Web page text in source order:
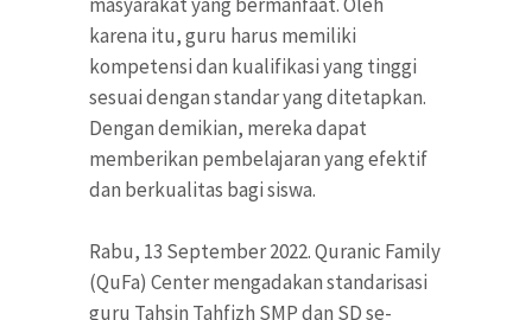
karena itu, guru harus memiliki
kompetensi dan kualifikasi yang tinggi
sesuai dengan standar yang ditetapkan.
Dengan demikian, mereka dapat
memberikan pembelajaran yang efektif
dan berkualitas bagi siswa.
Rabu, 13 September 2022. Quranic Family
(QuFa) Center mengadakan standarisasi
guru Tahsin Tahfizh SMP dan SD se-